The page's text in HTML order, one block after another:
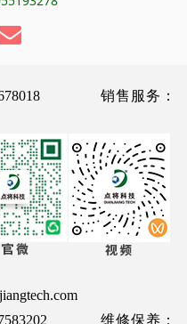
销售服务：
维修保养：